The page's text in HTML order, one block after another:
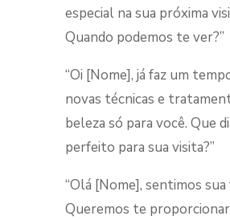
especial na sua próxima
Quando podemos te ver?”
“Oi [Nome], já faz um
novas técnicas e
beleza só para você. Que
perfeito para sua visita?”
“Olá [Nome], sentimos
Queremos te proporcionar